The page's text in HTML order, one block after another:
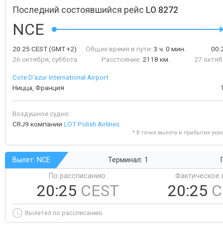
Последний состоявшийся рейс LO 8272
NCE
20:25 CEST(GMT +2)
26 октября, суббота
Общее время в пути: 3 ч. 0 мин.
Расстояние: 2118 км.
27
Cote D'azur International Airport
Ницца, Франция
Воздушное судно:
CRJ9 компании LOT Polish Airlines
* В точке вылета и прибытия
Вылет: NCE Терминал: 1
По рассписанию:
20:25 CEST
Фактическое
20:25
Вылетел по рассписанию